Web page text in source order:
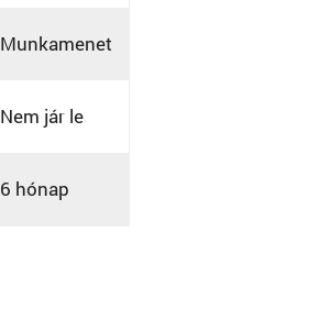
Munkamenet
Nem jár le
6 hónap